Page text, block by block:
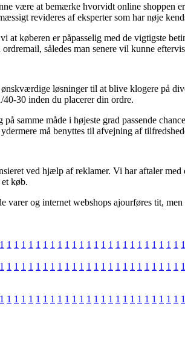
være at bemærke hvorvidt online shoppen
revideres af eksperter som har nøje
at køberen er påpasselig med de vigtigste
ordremail, således man senere vil kunne
løsninger til at blive klogere på
30 inden du placerer din ordre.
samme måde i højeste grad passende
må benyttes til afvejning af
ved hjælp af reklamer. Vi har aftaler
køb.
varer og internet webshops ajourføres tit,
1 1 1 1 1 1 1 1 1 1 1 1 1 1 1 1 1 1 1 1 1 1 1 1 1 1
1 1 1 1 1 1 1 1 1 1 1 1 1 1 1 1 1 1 1 1 1 1 1 1 1 1
1 1 1 1 1 1 1 1 1 1 1 1 1 1 1 1 1 1 1 1 1 1 1 1 1 1